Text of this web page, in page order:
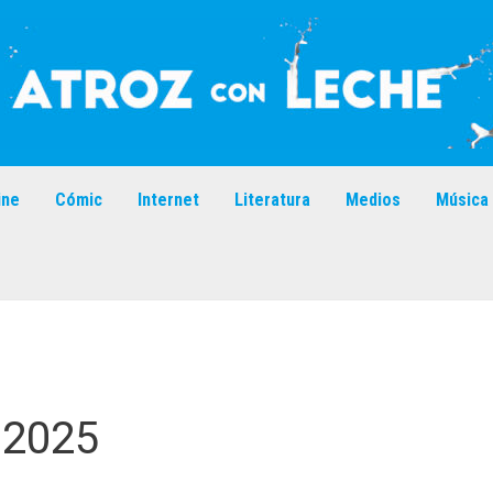
Cómic Internet Literatura Medios Música